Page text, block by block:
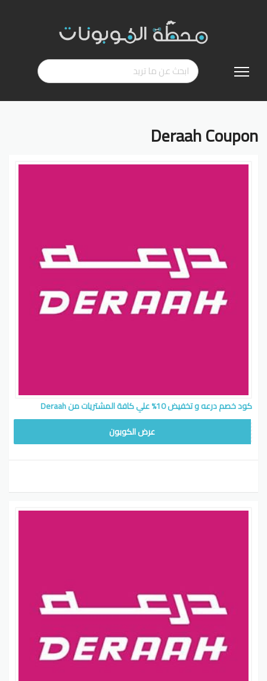
إلى
Deraah Coupon
كود خصم درعه و تخفيض 10% علي كافة المشتريات من Deraah
عرض الكوبون